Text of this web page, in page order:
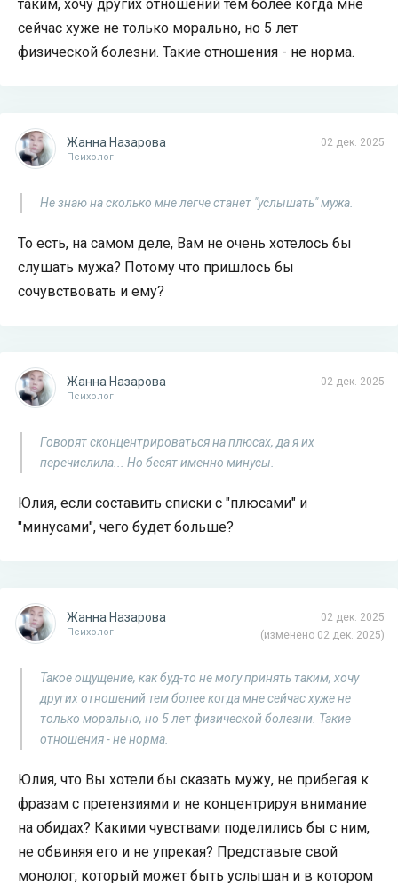
таким, хочу других отношений тем более когда мне
сейчас хуже не только морально, но 5 лет
физической болезни. Такие отношения - не норма.
02 дек. 2025
Жанна Назарова
Психолог
Не знаю на сколько мне легче станет "услышать" мужа.
То есть, на самом деле, Вам не очень хотелось бы
слушать мужа? Потому что пришлось бы
сочувствовать и ему?
02 дек. 2025
Жанна Назарова
Психолог
Говорят сконцентрироваться на плюсах, да я их
перечислила... Но бесят именно минусы.
Юлия, если составить списки с "плюсами" и
"минусами", чего будет больше?
02 дек. 2025
(изменено 02 дек. 2025)
Жанна Назарова
Психолог
Такое ощущение, как буд-то не могу принять таким, хочу
других отношений тем более когда мне сейчас хуже не
только морально, но 5 лет физической болезни. Такие
отношения - не норма.
Юлия, что Вы хотели бы сказать мужу, не прибегая к
фразам с претензиями и не концентрируя внимание
на обидах? Какими чувствами поделились бы с ним,
не обвиняя его и не упрекая? Представьте свой
монолог, который может быть услышан и в котором